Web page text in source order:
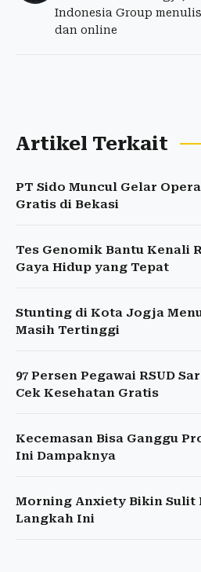
Indonesia Group
dan online
Artikel Terkait
PT Sido Muncul Gelar
Gratis di Bekasi
Tes Genomik Bantu Kenali
Gaya Hidup yang Tepat
Stunting di Kota Jogja
Masih Tertinggi
97 Persen Pegawai RSUD
Cek Kesehatan Gratis
Kecemasan Bisa Ganggu
Ini Dampaknya
Morning Anxiety Bikin Sulit
Langkah Ini